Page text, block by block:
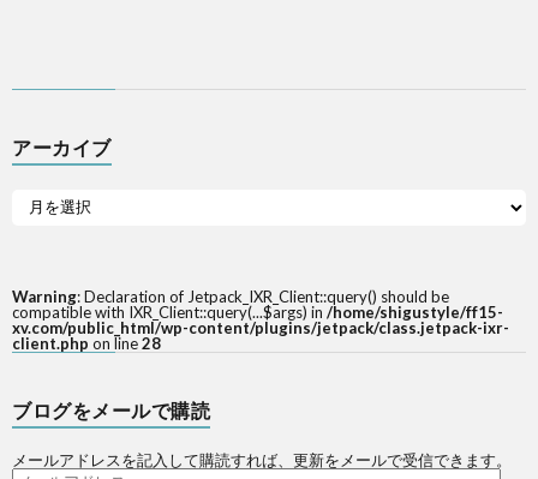
アーカイブ
Warning: Declaration of Jetpack_IXR_Client::query() should be
compatible with IXR_Client::query(...$args) in /home/shigustyle/ff15-
xv.com/public_html/wp-content/plugins/jetpack/class.jetpack-ixr-
client.php on line28
ブログをメールで購読
メールアドレスを記入して購読すれば、更新をメールで受信できます。